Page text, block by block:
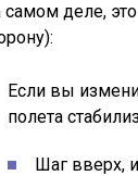
самом деле,
Если вы
полета
Шаг вверх,